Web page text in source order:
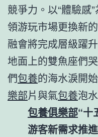
競爭力。以“體驗感
領游玩市場更換新
融會將完成層級躍升
地面上的雙魚座們
們包養的海水淚開
樂部片與氣包養泡
包養俱樂部“十
游客新需求推